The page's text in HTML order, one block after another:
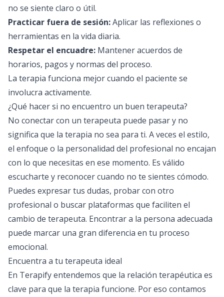
no se siente claro o útil.
Practicar fuera de sesión:Aplicar las reflexiones o
herramientas en la vida diaria.
Respetar el encuadre: Mantener acuerdos de
horarios, pagos y normas del proceso.
La terapia funciona mejor cuando el paciente se
involucra activamente.
¿Qué hacer si no encuentro un buen terapeuta?
No conectar con un terapeuta puede pasar y no
significa que la terapia no sea para ti. A veces el estilo,
el enfoque o la personalidad del profesional no encajan
con lo que necesitas en ese momento. Es válido
escucharte y reconocer cuando no te sientes cómodo.
Puedes expresar tus dudas, probar con otro
profesional o buscar plataformas que faciliten el
cambio de terapeuta. Encontrar a la persona adecuada
puede marcar una gran diferencia en tu proceso
emocional.
Encuentra a tu terapeuta ideal
En Terapify entendemos que la relación terapéutica es
clave para que la terapia funcione. Por eso contamos